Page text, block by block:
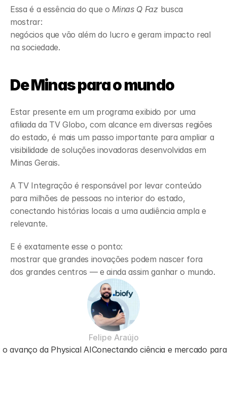
Essa é a essência do que o Minas Q Faz busca
mostrar:
negócios que vão além do lucro e geram impacto real
na sociedade.
De Minas para o mundo
Estar presente em um programa exibido por uma
afiliada da TV Globo, com alcance em diversas regiões
do estado, é mais um passo importante para ampliar a
visibilidade de soluções inovadoras desenvolvidas em
Minas Gerais.
A TV Integração é responsável por levar conteúdo
para milhões de pessoas no interior do estado,
conectando histórias locais a uma audiência ampla e
relevante.
E é exatamente esse o ponto:
mostrar que grandes inovações podem nascer fora
dos grandes centros — e ainda assim ganhar o mundo.
Felipe Araújo
avanço da Physical AIConectando ciência e mercado